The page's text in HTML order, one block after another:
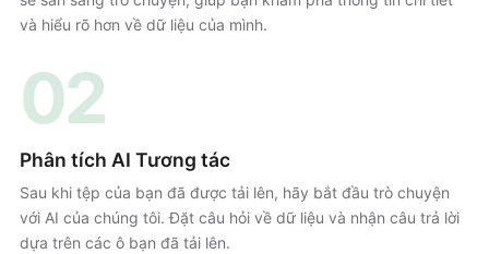
và hiểu rõ hơn về dữ liệu của mình.
02
Phân tích AI Tương tác
Sau khi tệp của bạn đã được tải lên, hãy bắt đầu trò chuyện
với AI của chúng tôi. Đặt câu hỏi về dữ liệu và nhận câu trả lời
dựa trên các ô bạn đã tải lên.